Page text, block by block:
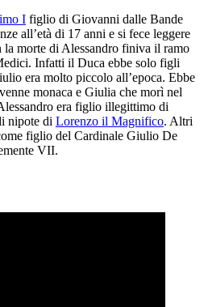
I figlio di Giovanni dalle Bande
all’età di 17 anni e si fece leggere
la morte di Alessandro finiva il ramo
Infatti il Duca ebbe solo figli
era molto piccolo all’epoca. Ebbe
monaca e Giulia che morì nel
era figlio illegittimo di
nipote di Lorenzo il Magnifico. Altri
figlio del Cardinale Giulio De
VII.